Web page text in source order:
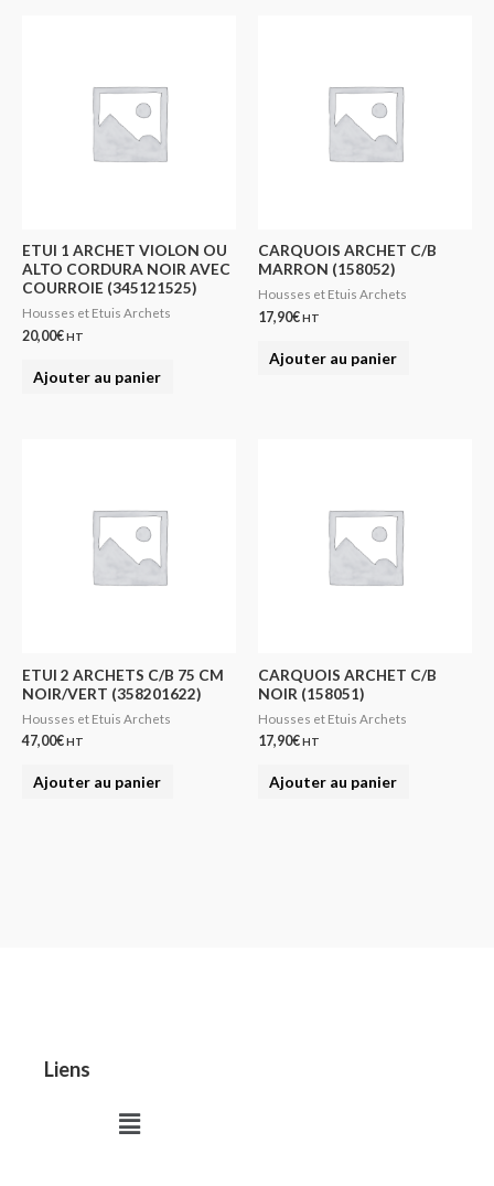
ETUI 1 ARCHET VIOLON OU
ALTO CORDURA NOIR AVEC
COURROIE (345121525)
Housses et Etuis Archets
20,00€HT
Ajouter au panier
CARQUOIS ARCHET C/B
MARRON (158052)
Housses et Etuis Archets
17,90€HT
Ajouter au panier
ETUI 2 ARCHETS C/B 75 CM
NOIR/VERT (358201622)
Housses et Etuis Archets
47,00€HT
Ajouter au panier
CARQUOIS ARCHET C/B
NOIR (158051)
Housses et Etuis Archets
17,90€HT
Ajouter au panier
Liens
Menu